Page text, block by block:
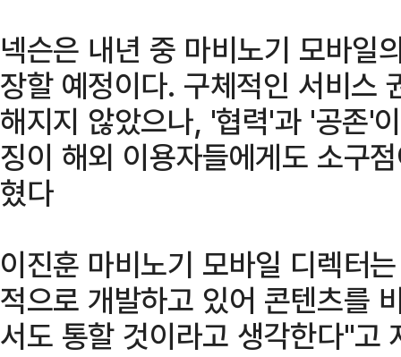
넥슨은 내년 중 마비노기 모바일
장할 예정이다. 구체적인 서비스
해지지 않았으나, '협력'과 '공존'
징이 해외 이용자들에게도 소구
혔다
이진훈 마비노기 모바일 디렉터
적으로 개발하고 있어 콘텐츠를
서도 통할 것이라고 생각한다"고